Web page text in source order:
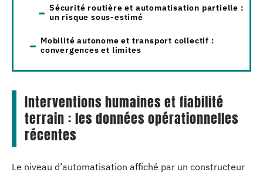
Sécurité routière et automatisation partielle :
un risque sous-estimé
Mobilité autonome et transport collectif :
convergences et limites
Interventions humaines et fiabilité
terrain : les données opérationnelles
récentes
Le niveau d’automatisation affiché par un constructeur